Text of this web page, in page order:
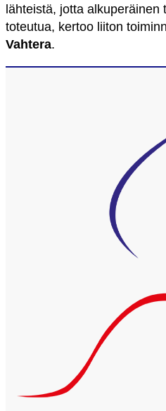
lähteistä, jotta
toteutua, kertoo liiton
Vahtera.